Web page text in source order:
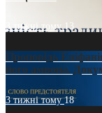
3 тижні тому13
Проповідь
його амвона.
3 тижні тому18